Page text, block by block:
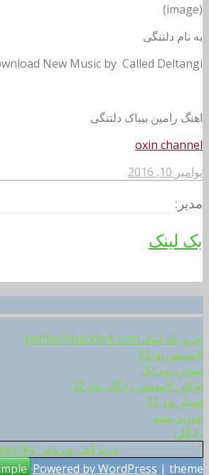
(image)
به نام دلتنگی
New Music by Called Deltangi
اهنگ رامین بیباک دلتنگی
oxin channel
نوامبر 10, 2016
مدیر:
بک لینک
.
خرید بک لینک behtarinbacklink.com
لایسنس نود32
پسورد نود 32
اوکلی لایسنس رایگان نود 32
همیار نود 32
بهترین سئو
رایگان
خرید آنتی ویروس Kaspersky
Powered by WordPress | theme